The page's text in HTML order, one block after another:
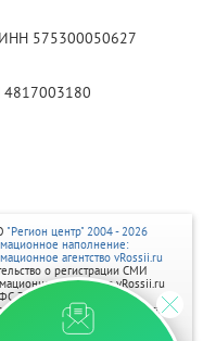
575300050627
4817003180
"Регион центр" 2004 - 2026
наполнение:
агентство vRossii.ru
о регистрации СМИ
агентства vRossii.ru
77‑35502
РОСКОМНАДЗОРом 04 марта
редактора Нарыков А. Н.